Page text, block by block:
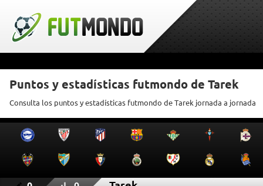
Puntos y estadísticas futmondo de Tarek
Consulta los puntos y estadísticas futmondo de Tarek jornada a jornada